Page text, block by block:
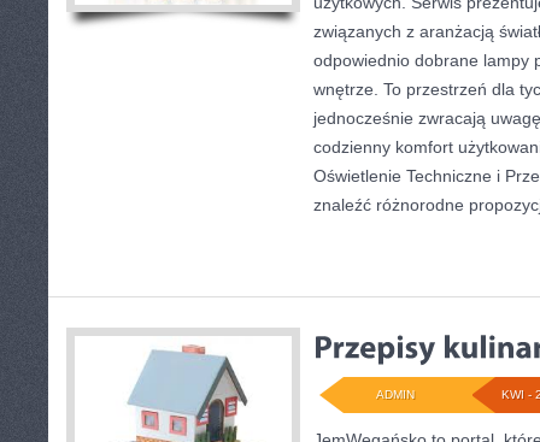
związanych z aranżacją
odpowiednio dobrane lampy
wnętrze. To przestrzeń dla
jednocześnie zwracają
codzienny komfort
Oświetlenie Techniczne i
znaleźć różnorodne
KWI -
ADMIN